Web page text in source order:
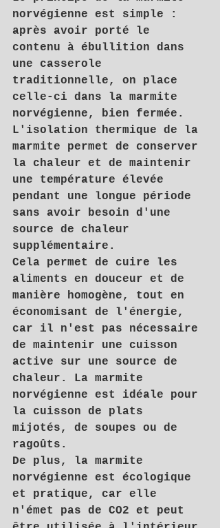
norvégienne est simple :
après avoir porté le
contenu à ébullition dans
une casserole
traditionnelle, on place
celle-ci dans la marmite
norvégienne, bien fermée.
L'isolation thermique de la
marmite permet de conserver
la chaleur et de maintenir
une température élevée
pendant une longue période
sans avoir besoin d'une
source de chaleur
supplémentaire.
Cela permet de cuire les
aliments en douceur et de
manière homogène, tout en
économisant de l'énergie,
car il n'est pas nécessaire
de maintenir une cuisson
active sur une source de
chaleur. La marmite
norvégienne est idéale pour
la cuisson de plats
mijotés, de soupes ou de
ragoûts.
De plus, la marmite
norvégienne est écologique
et pratique, car elle
n'émet pas de CO2 et peut